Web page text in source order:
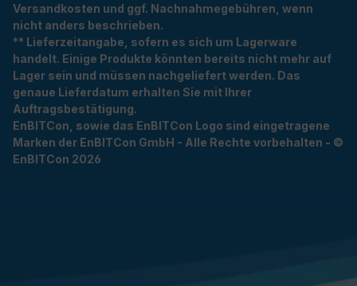
Versandkosten und ggf. Nachnahmegebühren, wenn
nicht anders beschrieben.
** Lieferzeitangabe, sofern es sich um Lagerware
handelt. Einige Produkte könnten bereits nicht mehr auf
Lager sein und müssen nachgeliefert werden. Das
genaue Lieferdatum erhalten Sie mit Ihrer
Auftragsbestätigung.
EnBITCon, sowie das EnBITCon Logo sind eingetragene
Marken der EnBITCon GmbH - Alle Rechte vorbehalten - ©
EnBITCon 2026